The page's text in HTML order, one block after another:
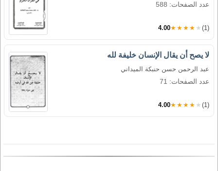
عدد الصفحات: 588
4.00★★★★★ (1)
لا يصح أن يقال الإنسان خليفة لله
عبد الرحمن حسن حنبكة الميداني
عدد الصفحات: 71
4.00★★★★★ (1)